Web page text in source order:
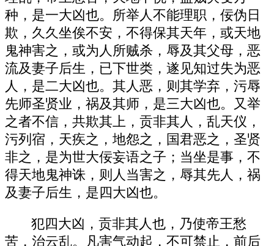
种，是一大凶也。所举人不能理职，佞伪日
欺，久久坐俟不安，不得保其天年，或天地
鬼神害之，或为人所贼杀，辱及其父母，恶
流及妻子后生，已下世类，遂见知过失为恶
人，是二大凶也。其人恶，则其学弃，污辱
先师圣贤业，祸及其师，是三大凶也。又举
之者不信，共欺其上，贡非其人，乱天仪，
污列宿，天疾之，地怨之，国君恶之，圣贤
非之，是为世大佞妄语之子；当坐是事，不
得天地鬼神诛，则人当害之，辱其先人，祸
及妻子后生，是四大凶也。
犯四大凶，贡非其人也，乃使帝王愁
苦，治云乱。凡害气动起，不可禁止，前后